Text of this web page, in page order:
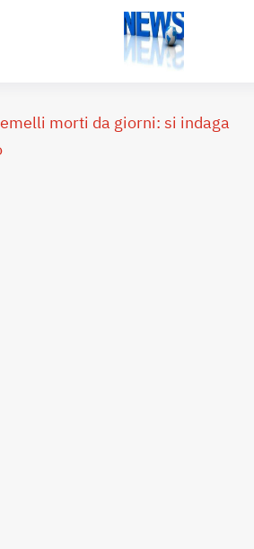
morti da giorni: si indaga